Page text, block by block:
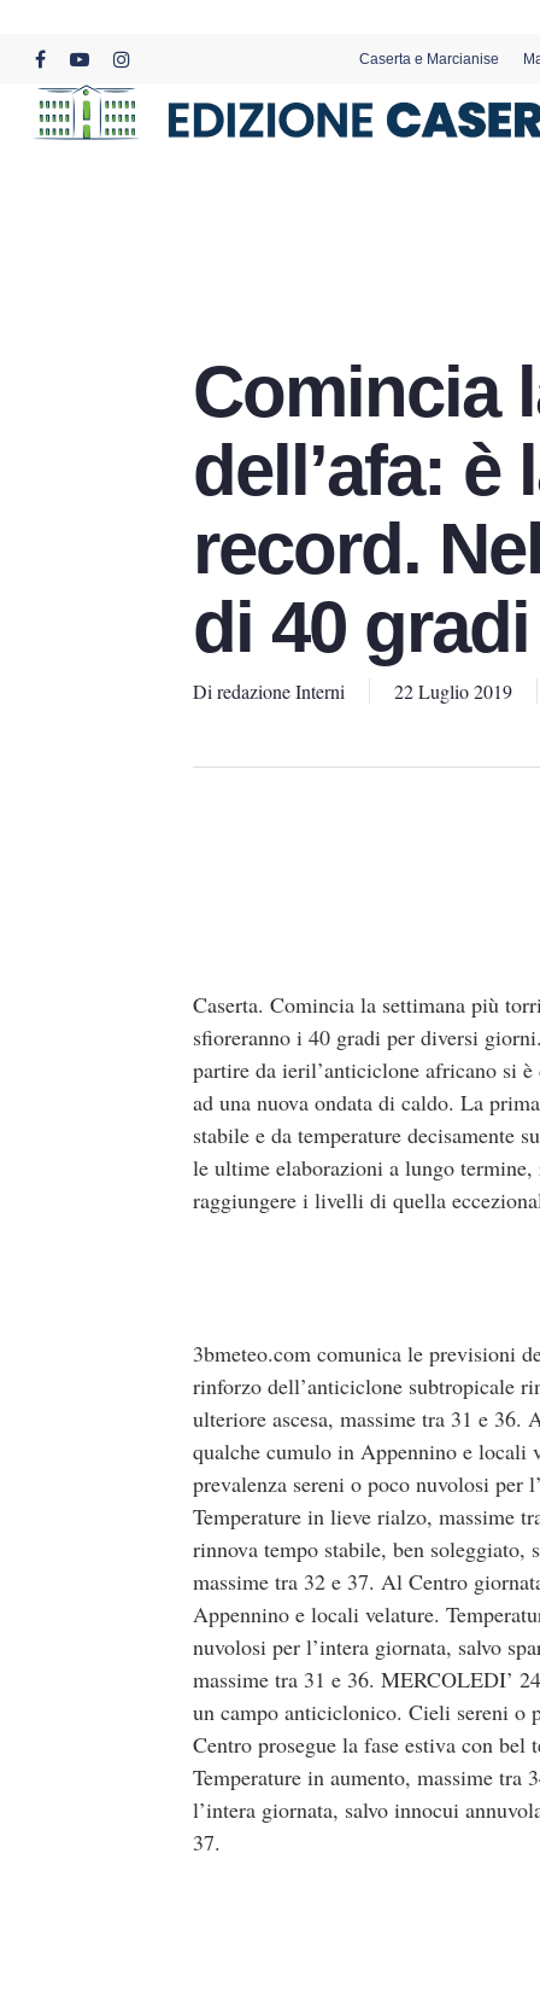
content
facebookyoutubeinstagram
Caserta e Marcianise
Comincia
dell’afa: è
record.
di 40
Di redazione Interni 22 Luglio 2019
Caserta. Comincia la settimana più
sfioreranno i 40 gradi per diversi
partire da ieril’anticiclone africano si
ad una nuova ondata di caldo. La
stabile e da temperature decisamente
le ultime elaborazioni a lungo termine,
raggiungere i livelli di quella
3bmeteo.com comunica le previsioni
rinforzo dell’anticiclone subtropicale
ulteriore ascesa, massime tra 31 e
qualche cumulo in Appennino e locali
prevalenza sereni o poco nuvolosi per
Temperature in lieve rialzo, massime
rinnova tempo stabile, ben soleggiato,
massime tra 32 e 37. Al Centro
Appennino e locali velature.
nuvolosi per l’intera giornata, salvo
massime tra 31 e 36. MERCOLEDI’
un campo anticiclonico. Cieli sereni o
Centro prosegue la fase estiva con
Temperature in aumento, massime
l’intera giornata, salvo innocui
37.